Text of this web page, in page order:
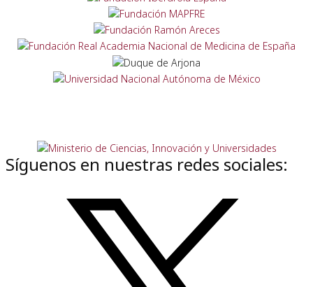
Síguenos en nuestras redes sociales: